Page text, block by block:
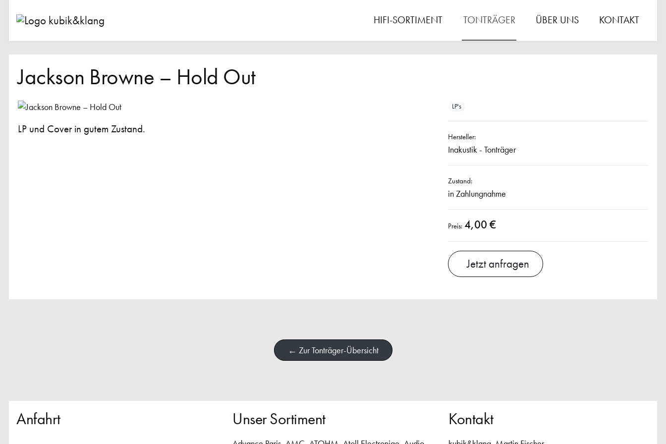
HIFI-SORTIMENT TONTRÄGER ÜBER UNS KONTAKT
Jackson Browne – Hold Out
LP und Cover in gutem Zustand.
LP's
Hersteller:
Inakustik - Tonträger
Zustand:
in Zahlungnahme
Preis: 4,00 €
Jetzt anfragen
← Zur Tonträger-Übersicht
Anfahrt Unser Sortiment Kontakt